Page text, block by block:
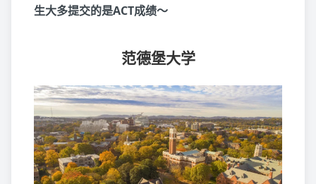
生大多提交的是ACT成绩～
范德堡大学